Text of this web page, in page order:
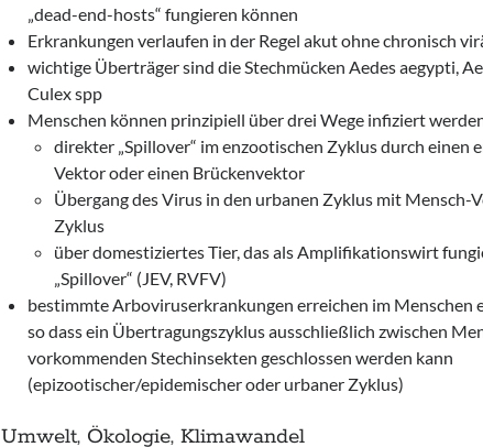
„dead-end-hosts“ fungieren können
Erkrankungen verlaufen in der Regel akut ohne chronisch
wichtige Überträger sind die Stechmücken Aedes aegypti,
Culex spp
Menschen können prinzipiell über drei Wege infiziert
direkter „Spillover“ im enzootischen Zyklus durch einen
Vektor oder einen Brückenvektor
Übergang des Virus in den urbanen Zyklus mit Mensch-
Zyklus
über domestiziertes Tier, das als Amplifikationswirt
„Spillover“ (JEV, RVFV)
bestimmte Arboviruserkrankungen erreichen im Menschen
so dass ein Übertragungszyklus ausschließlich zwischen
vorkommenden Stechinsekten geschlossen werden kann
(epizootischer/epidemischer oder urbaner Zyklus)
Umwelt, Ökologie, Klimawandel